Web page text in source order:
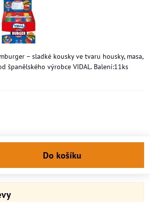
– sladké kousky ve tvaru housky, masa,
španělského výrobce VIDAL. Balení:11ks
Do košíku